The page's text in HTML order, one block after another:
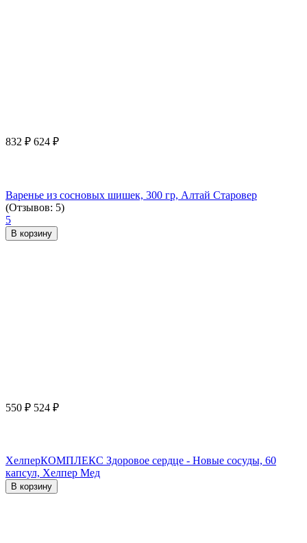
832 ₽ 624 ₽
Варенье из сосновых шишек, 300 гр, Алтай Старовер
(Отзывов: 5)
5
В корзину
550 ₽ 524 ₽
ХелперКОМПЛЕКС Здоровое сердце - Новые сосуды, 60
капсул, Хелпер Мед
В корзину